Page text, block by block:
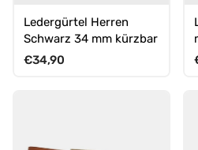
Ledergürtel Herren
Schwarz 34 mm kürzbar
Normaler Preis
€34,90